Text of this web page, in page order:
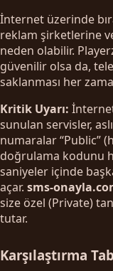
İnternet üzerinde
reklam şirketlerine
neden olabilir.
güvenilir olsa da,
saklanması her
Kritik Uyarı:
sunulan servisler,
numaralar “Public”
doğrulama kodunu
saniyeler içinde
açar. sms-
size özel (Private)
tutar.
Karşılaştırma